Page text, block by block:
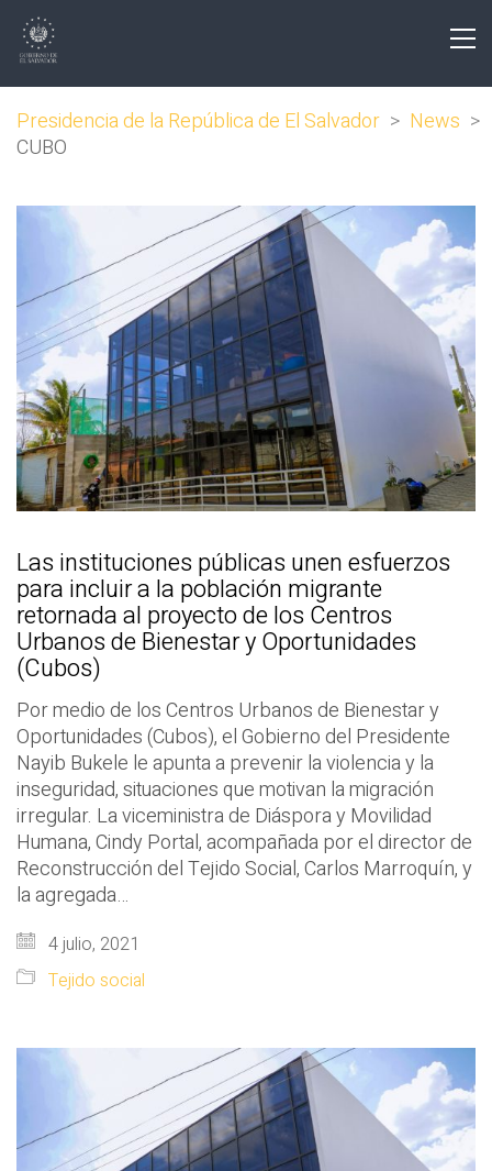
Presidencia de la República de El Salvador > News >
CUBO
Las instituciones públicas unen esfuerzos
para incluir a la población migrante
retornada al proyecto de los Centros
Urbanos de Bienestar y Oportunidades
(Cubos)
Por medio de los Centros Urbanos de Bienestar y
Oportunidades (Cubos), el Gobierno del Presidente
Nayib Bukele le apunta a prevenir la violencia y la
inseguridad, situaciones que motivan la migración
irregular. La viceministra de Diáspora y Movilidad
Humana, Cindy Portal, acompañada por el director de
Reconstrucción del Tejido Social, Carlos Marroquín, y
la agregada…
4 julio, 2021
Tejido social